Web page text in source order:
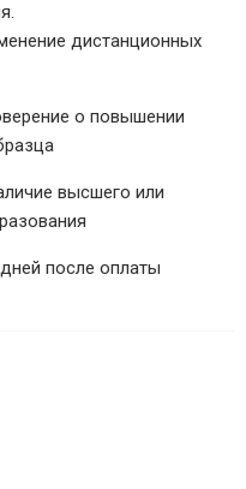
дистанционных
о повышении
высшего или
после оплаты